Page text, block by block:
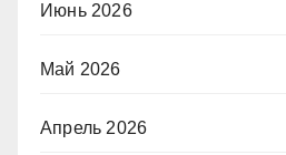
Июнь 2026
Май 2026
Апрель 2026